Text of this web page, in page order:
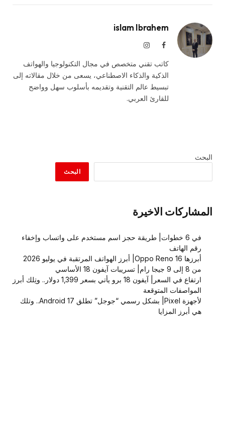
islam Ibrahem
فيسبوكالانستغرام
كاتب تقني متخصص في مجال التكنولوجيا والهواتف
الذكية والذكاء الاصطناعي، يسعى من خلال مقالاته إلى
تبسيط عالم التقنية وتقديمه بأسلوب سهل وواضح
للقارئ العربي.
البحث
البحث
المشاركات الاخيرة
في 6 خطوات| طريقة حجز اسم مستخدم على واتساب وإخفاء
رقم الهاتف
أبرزها Oppo Reno 16| أبرز الهواتف المرتقبة في يوليو 2026
من 8 إلى 9 جيجا رام| تسريبات آيفون 18 الأساسي
ارتفاع في السعر| آيفون 18 برو يأتي بسعر 1,399 دولار.. وتِلك أبرز
المواصفات المتوقعة
لأجهزة Pixel| بشكل رسمي “جوجل” تطلق Android 17.. وتلك
هي أبرز المزايا